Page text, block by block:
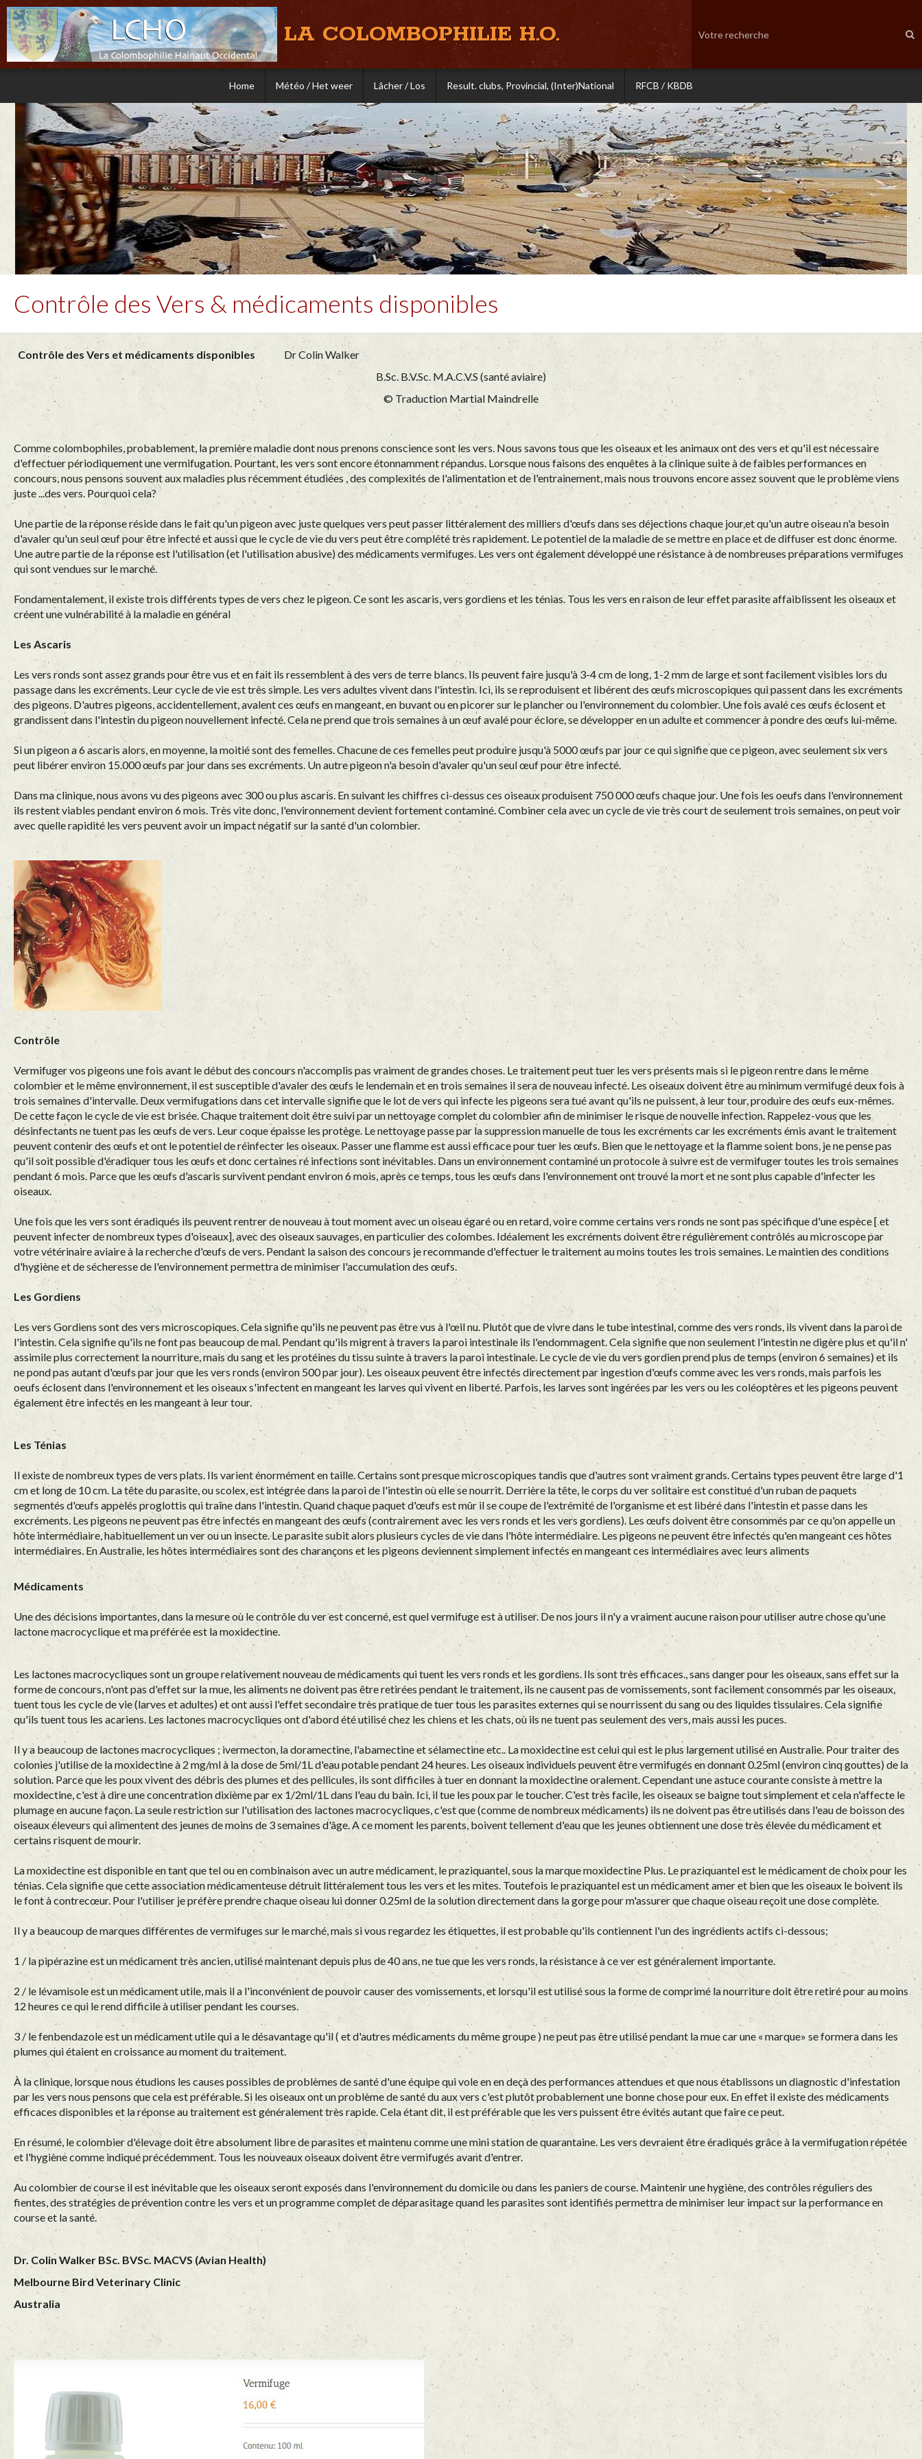
LA COLOMBOPHILIE H.O.
Home Météo / Het weer Lâcher / Los Result. clubs, Provincial, (Inter)National RFCB / KBDB
Contrôle des Vers & médicaments disponibles
Contrôle des Vers et médicaments disponibles Dr Colin Walker
B.Sc. B.V.Sc. M.A.C.V.S (santé aviaire)
© Traduction Martial Maindrelle
Comme colombophiles, probablement, la première maladie dont nous prenons conscience sont les vers. Nous savons tous que les oiseaux et les animaux ont des vers et qu'il est nécessaire
d'effectuer périodiquement une vermifugation. Pourtant, les vers sont encore étonnamment répandus. Lorsque nous faisons des enquêtes à la clinique suite à de faibles performances en
concours, nous pensons souvent aux maladies plus récemment étudiées , des complexités de l'alimentation et de l'entrainement, mais nous trouvons encore assez souvent que le problème viens
juste ...des vers. Pourquoi cela?
Une partie de la réponse réside dans le fait qu'un pigeon avec juste quelques vers peut passer littéralement des milliers d'œufs dans ses déjections chaque jour,et qu'un autre oiseau n'a besoin
d'avaler qu'un seul œuf pour être infecté et aussi que le cycle de vie du vers peut être complété très rapidement. Le potentiel de la maladie de se mettre en place et de diffuser est donc énorme.
Une autre partie de la réponse est l'utilisation (et l'utilisation abusive) des médicaments vermifuges. Les vers ont également développé une résistance à de nombreuses préparations vermifuges
qui sont vendues sur le marché.
Fondamentalement, il existe trois différents types de vers chez le pigeon. Ce sont les ascaris, vers gordiens et les ténias. Tous les vers en raison de leur effet parasite affaiblissent les oiseaux et
créent une vulnérabilité à la maladie en général
Les Ascaris
Les vers ronds sont assez grands pour être vus et en fait ils ressemblent à des vers de terre blancs. Ils peuvent faire jusqu'à 3-4 cm de long, 1-2 mm de large et sont facilement visibles lors du
passage dans les excréments. Leur cycle de vie est très simple. Les vers adultes vivent dans l'intestin. Ici, ils se reproduisent et libérent des œufs microscopiques qui passent dans les excréments
des pigeons. D'autres pigeons, accidentellement, avalent ces œufs en mangeant, en buvant ou en picorer sur le plancher ou l'environnement du colombier. Une fois avalé ces œufs éclosent et
grandissent dans l'intestin du pigeon nouvellement infecté. Cela ne prend que trois semaines à un œuf avalé pour éclore, se développer en un adulte et commencer à pondre des œufs lui-même.
Si un pigeon a 6 ascaris alors, en moyenne, la moitié sont des femelles. Chacune de ces femelles peut produire jusqu'à 5000 œufs par jour ce qui signifie que ce pigeon, avec seulement six vers
peut libérer environ 15.000 œufs par jour dans ses excréments. Un autre pigeon n'a besoin d'avaler qu'un seul œuf pour être infecté.
Dans ma clinique, nous avons vu des pigeons avec 300 ou plus ascaris. En suivant les chiffres ci-dessus ces oiseaux produisent 750 000 œufs chaque jour. Une fois les oeufs dans l'environnement
ils restent viables pendant environ 6 mois. Très vite donc, l'environnement devient fortement contaminé. Combiner cela avec un cycle de vie très court de seulement trois semaines, on peut voir
avec quelle rapidité les vers peuvent avoir un impact négatif sur la santé d'un colombier.
Contrôle
Vermifuger vos pigeons une fois avant le début des concours n'accomplis pas vraiment de grandes choses. Le traitement peut tuer les vers présents mais si le pigeon rentre dans le même
colombier et le même environnement, il est susceptible d'avaler des œufs le lendemain et en trois semaines il sera de nouveau infecté. Les oiseaux doivent être au minimum vermifugé deux fois à
trois semaines d'intervalle. Deux vermifugations dans cet intervalle signifie que le lot de vers qui infecte les pigeons sera tué avant qu'ils ne puissent, à leur tour, produire des œufs eux-mêmes.
De cette façon le cycle de vie est brisée. Chaque traitement doit être suivi par un nettoyage complet du colombier afin de minimiser le risque de nouvelle infection. Rappelez-vous que les
désinfectants ne tuent pas les œufs de vers. Leur coque épaisse les protège. Le nettoyage passe par la suppression manuelle de tous les excréments car les excréments émis avant le traitement
peuvent contenir des œufs et ont le potentiel de réinfecter les oiseaux. Passer une flamme est aussi efficace pour tuer les œufs. Bien que le nettoyage et la flamme soient bons, je ne pense pas
qu'il soit possible d'éradiquer tous les œufs et donc certaines ré infections sont inévitables. Dans un environnement contaminé un protocole à suivre est de vermifuger toutes les trois semaines
pendant 6 mois. Parce que les œufs d'ascaris survivent pendant environ 6 mois, après ce temps, tous les œufs dans l'environnement ont trouvé la mort et ne sont plus capable d'infecter les
oiseaux.
Une fois que les vers sont éradiqués ils peuvent rentrer de nouveau à tout moment avec un oiseau égaré ou en retard, voire comme certains vers ronds ne sont pas spécifique d'une espèce [ et
peuvent infecter de nombreux types d'oiseaux], avec des oiseaux sauvages, en particulier des colombes. Idéalement les excréments doivent être régulièrement contrôlés au microscope par
votre vétérinaire aviaire à la recherche d'œufs de vers. Pendant la saison des concours je recommande d'effectuer le traitement au moins toutes les trois semaines. Le maintien des conditions
d'hygiène et de sécheresse de l'environnement permettra de minimiser l'accumulation des œufs.
Les Gordiens
Les vers Gordiens sont des vers microscopiques. Cela signifie qu'ils ne peuvent pas être vus à l'œil nu. Plutôt que de vivre dans le tube intestinal, comme des vers ronds, ils vivent dans la paroi de
l'intestin. Cela signifie qu'ils ne font pas beaucoup de mal. Pendant qu'ils migrent à travers la paroi intestinale ils l'endommagent. Cela signifie que non seulement l'intestin ne digère plus et qu'il n'
assimile plus correctement la nourriture, mais du sang et les protéines du tissu suinte à travers la paroi intestinale. Le cycle de vie du vers gordien prend plus de temps (environ 6 semaines) et ils
ne pond pas autant d'œufs par jour que les vers ronds (environ 500 par jour). Les oiseaux peuvent être infectés directement par ingestion d'œufs comme avec les vers ronds, mais parfois les
oeufs éclosent dans l'environnement et les oiseaux s'infectent en mangeant les larves qui vivent en liberté. Parfois, les larves sont ingérées par les vers ou les coléoptères et les pigeons peuvent
également être infectés en les mangeant à leur tour.
Les Ténias
Il existe de nombreux types de vers plats. Ils varient énormément en taille. Certains sont presque microscopiques tandis que d'autres sont vraiment grands. Certains types peuvent être large d'1
cm et long de 10 cm. La tête du parasite, ou scolex, est intégrée dans la paroi de l'intestin où elle se nourrit. Derrière la tête, le corps du ver solitaire est constitué d'un ruban de paquets
segmentés d'œufs appelés proglottis qui traîne dans l'intestin. Quand chaque paquet d'œufs est mûr il se coupe de l'extrémité de l'organisme et est libéré dans l'intestin et passe dans les
excréments. Les pigeons ne peuvent pas être infectés en mangeant des œufs (contrairement avec les vers ronds et les vers gordiens). Les œufs doivent être consommés par ce qu'on appelle un
hôte intermédiaire, habituellement un ver ou un insecte. Le parasite subit alors plusieurs cycles de vie dans l'hôte intermédiaire. Les pigeons ne peuvent être infectés qu'en mangeant ces hôtes
intermédiaires. En Australie, les hôtes intermédiaires sont des charançons et les pigeons deviennent simplement infectés en mangeant ces intermédiaires avec leurs aliments
Médicaments
Une des décisions importantes, dans la mesure où le contrôle du ver est concerné, est quel vermifuge est à utiliser. De nos jours il n'y a vraiment aucune raison pour utiliser autre chose qu'une
lactone macrocyclique et ma préférée est la moxidectine.
Les lactones macrocycliques sont un groupe relativement nouveau de médicaments qui tuent les vers ronds et les gordiens. Ils sont très efficaces., sans danger pour les oiseaux, sans effet sur la
forme de concours, n'ont pas d'effet sur la mue, les aliments ne doivent pas être retirées pendant le traitement, ils ne causent pas de vomissements, sont facilement consommés par les oiseaux,
tuent tous les cycle de vie (larves et adultes) et ont aussi l'effet secondaire très pratique de tuer tous les parasites externes qui se nourrissent du sang ou des liquides tissulaires. Cela signifie
qu'ils tuent tous les acariens. Les lactones macrocycliques ont d'abord été utilisé chez les chiens et les chats, où ils ne tuent pas seulement des vers, mais aussi les puces.
Il y a beaucoup de lactones macrocycliques ; ivermecton, la doramectine, l'abamectine et sélamectine etc.. La moxidectine est celui qui est le plus largement utilisé en Australie. Pour traiter des
colonies j'utilise de la moxidectine à 2 mg/ml à la dose de 5ml/1L d'eau potable pendant 24 heures. Les oiseaux individuels peuvent être vermifugés en donnant 0.25ml (environ cinq gouttes) de la
solution. Parce que les poux vivent des débris des plumes et des pellicules, ils sont difficiles à tuer en donnant la moxidectine oralement. Cependant une astuce courante consiste à mettre la
moxidectine, c'est à dire une concentration dixième par ex 1/2ml/1L dans l'eau du bain. Ici, il tue les poux par le toucher. C'est très facile, les oiseaux se baigne tout simplement et cela n'affecte le
plumage en aucune façon. La seule restriction sur l'utilisation des lactones macrocycliques, c'est que (comme de nombreux médicaments) ils ne doivent pas être utilisés dans l'eau de boisson des
oiseaux éleveurs qui alimentent des jeunes de moins de 3 semaines d'âge. A ce moment les parents, boivent tellement d'eau que les jeunes obtiennent une dose très élevée du médicament et
certains risquent de mourir.
La moxidectine est disponible en tant que tel ou en combinaison avec un autre médicament, le praziquantel, sous la marque moxidectine Plus. Le praziquantel est le médicament de choix pour les
ténias. Cela signifie que cette association médicamenteuse détruit littéralement tous les vers et les mites. Toutefois le praziquantel est un médicament amer et bien que les oiseaux le boivent ils
le font à contrecœur. Pour l'utiliser je préfère prendre chaque oiseau lui donner 0.25ml de la solution directement dans la gorge pour m'assurer que chaque oiseau reçoit une dose complète.
Il y a beaucoup de marques différentes de vermifuges sur le marché, mais si vous regardez les étiquettes, il est probable qu'ils contiennent l'un des ingrédients actifs ci-dessous;
1 / la pipérazine est un médicament très ancien, utilisé maintenant depuis plus de 40 ans, ne tue que les vers ronds, la résistance à ce ver est généralement importante.
2 / le lévamisole est un médicament utile, mais il a l'inconvénient de pouvoir causer des vomissements, et lorsqu'il est utilisé sous la forme de comprimé la nourriture doit être retiré pour au moins
12 heures ce qui le rend difficile à utiliser pendant les courses.
3 / le fenbendazole est un médicament utile qui a le désavantage qu'il ( et d'autres médicaments du même groupe ) ne peut pas être utilisé pendant la mue car une « marque» se formera dans les
plumes qui étaient en croissance au moment du traitement.
À la clinique, lorsque nous étudions les causes possibles de problèmes de santé d'une équipe qui vole en en deçà des performances attendues et que nous établissons un diagnostic d'infestation
par les vers nous pensons que cela est préférable. Si les oiseaux ont un problème de santé du aux vers c'est plutôt probablement une bonne chose pour eux. En effet il existe des médicaments
efficaces disponibles et la réponse au traitement est généralement très rapide. Cela étant dit, il est préférable que les vers puissent être évités autant que faire ce peut.
En résumé, le colombier d'élevage doit être absolument libre de parasites et maintenu comme une mini station de quarantaine. Les vers devraient être éradiqués grâce à la vermifugation répétée
et l'hygiène comme indiqué précédemment. Tous les nouveaux oiseaux doivent être vermifugés avant d'entrer.
Au colombier de course il est inévitable que les oiseaux seront exposés dans l'environnement du domicile ou dans les paniers de course. Maintenir une hygiène, des contrôles réguliers des
fientes, des stratégies de prévention contre les vers et un programme complet de déparasitage quand les parasites sont identifiés permettra de minimiser leur impact sur la performance en
course et la santé.
Dr. Colin Walker BSc. BVSc. MACVS (Avian Health)
Melbourne Bird Veterinary Clinic
Australia